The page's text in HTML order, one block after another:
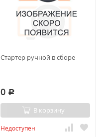
Стартер ручной в сборе
0 Р
В корзину
Недоступен